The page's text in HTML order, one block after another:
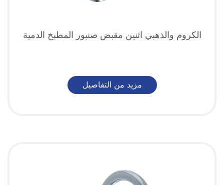
الكروم والذهبي اثنين مقبض صنبور المطبخ الدمية
مزيد من التفاصيل